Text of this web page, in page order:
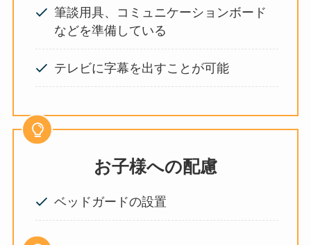
筆談用具、コミュニケーションボード
などを準備している
テレビに字幕を出すことが可能
お子様への配慮
ベッドガードの設置